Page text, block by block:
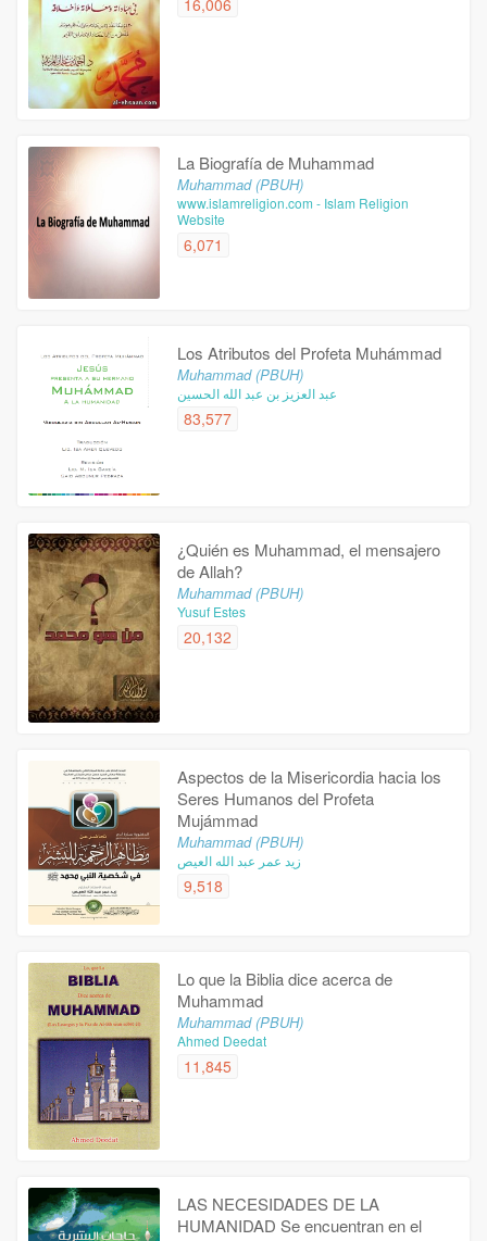
16,006
La Biografía de Muhammad
Muhammad (PBUH)
www.islamreligion.com - Islam Religion
Website
6,071
Los Atributos del Profeta Muhámmad
Muhammad (PBUH)
عبد العزيز بن عبد الله الحسين
83,577
¿Quién es Muhammad, el mensajero
de Allah?
Muhammad (PBUH)
Yusuf Estes
20,132
Aspectos de la Misericordia hacia los
Seres Humanos del Profeta
Mujámmad
Muhammad (PBUH)
زيد عمر عبد الله العيص
9,518
Lo que la Biblia dice acerca de
Muhammad
Muhammad (PBUH)
Ahmed Deedat
11,845
LAS NECESIDADES DE LA
HUMANIDAD Se encuentran en el